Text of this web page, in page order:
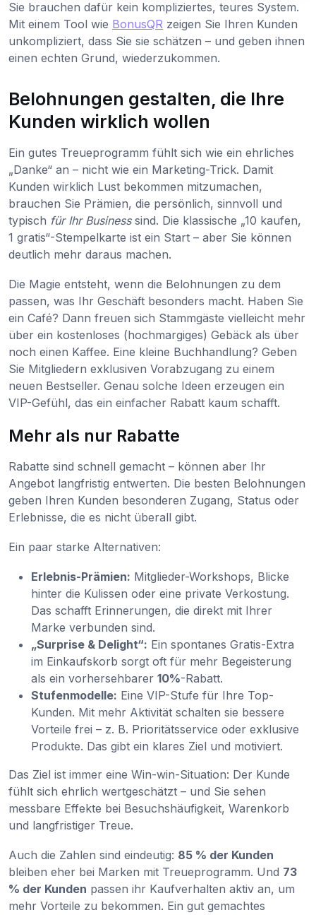
Sie brauchen dafür kein kompliziertes, teures System.
Mit einem Tool wie BonusQR zeigen Sie Ihren Kunden
unkompliziert, dass Sie sie schätzen – und geben ihnen
einen echten Grund, wiederzukommen.
Belohnungen gestalten, die Ihre
Kunden wirklich wollen
Ein gutes Treueprogramm fühlt sich wie ein ehrliches
„Danke“ an – nicht wie ein Marketing-Trick. Damit
Kunden wirklich Lust bekommen mitzumachen,
brauchen Sie Prämien, die persönlich, sinnvoll und
typisch für Ihr Businesssind. Die klassische „10 kaufen,
1 gratis“-Stempelkarte ist ein Start – aber Sie können
deutlich mehr daraus machen.
Die Magie entsteht, wenn die Belohnungen zu dem
passen, was Ihr Geschäft besonders macht. Haben Sie
ein Café? Dann freuen sich Stammgäste vielleicht mehr
über ein kostenloses (hochmargiges) Gebäck als über
noch einen Kaffee. Eine kleine Buchhandlung? Geben
Sie Mitgliedern exklusiven Vorabzugang zu einem
neuen Bestseller. Genau solche Ideen erzeugen ein
VIP-Gefühl, das ein einfacher Rabatt kaum schafft.
Mehr als nur Rabatte
Rabatte sind schnell gemacht – können aber Ihr
Angebot langfristig entwerten. Die besten Belohnungen
geben Ihren Kunden besonderen Zugang, Status oder
Erlebnisse, die es nicht überall gibt.
Ein paar starke Alternativen:
Erlebnis-Prämien: Mitglieder-Workshops, Blicke
hinter die Kulissen oder eine private Verkostung.
Das schafft Erinnerungen, die direkt mit Ihrer
Marke verbunden sind.
„Surprise & Delight“: Ein spontanes Gratis-Extra
im Einkaufskorb sorgt oft für mehr Begeisterung
als ein vorhersehbarer 10%-Rabatt.
Stufenmodelle: Eine VIP-Stufe für Ihre Top-
Kunden. Mit mehr Aktivität schalten sie bessere
Vorteile frei – z. B. Prioritätsservice oder exklusive
Produkte. Das gibt ein klares Ziel und motiviert.
Das Ziel ist immer eine Win-win-Situation: Der Kunde
fühlt sich ehrlich wertgeschätzt – und Sie sehen
messbare Effekte bei Besuchshäufigkeit, Warenkorb
und langfristiger Treue.
Auch die Zahlen sind eindeutig: 85 % der Kunden
bleiben eher bei Marken mit Treueprogramm. Und 73
% der Kunden passen ihr Kaufverhalten aktiv an, um
mehr Vorteile zu bekommen. Ein gut gemachtes